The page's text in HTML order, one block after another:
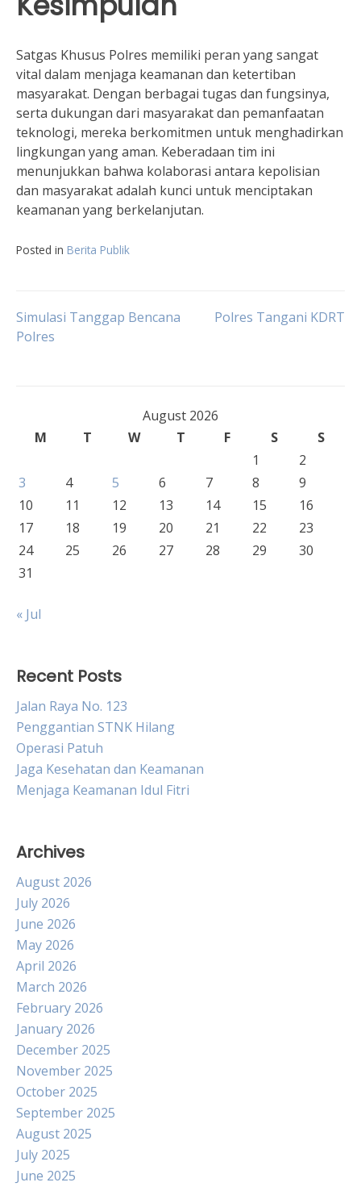
Satgas Khusus Polres memiliki peran yang sangat
vital dalam menjaga keamanan dan ketertiban
masyarakat. Dengan berbagai tugas dan fungsinya,
serta dukungan dari masyarakat dan pemanfaatan
teknologi, mereka berkomitmen untuk menghadirkan
lingkungan yang aman. Keberadaan tim ini
menunjukkan bahwa kolaborasi antara kepolisian
dan masyarakat adalah kunci untuk menciptakan
keamanan yang berkelanjutan.
Posted in Berita Publik
Post
Simulasi Tanggap Bencana
Polres
Polres Tangani KDRT
August 2026
M
T W T F S
S
1
2
3
4 5 6 7 8
9
10
11 12 13 14 15
16
17
18 19 20 21 22
23
24
25 26 27 28 29
30
31
« Jul
Recent Posts
Jalan Raya No. 123
Penggantian STNK Hilang
Operasi Patuh
Jaga Kesehatan dan Keamanan
Menjaga Keamanan Idul Fitri
Archives
August 2026
July 2026
June 2026
May 2026
April 2026
March 2026
February 2026
January 2026
December 2025
November 2025
October 2025
September 2025
August 2025
July 2025
June 2025